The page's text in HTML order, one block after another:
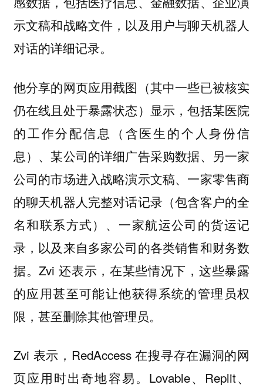
示文稿和战略文件，以及用户与聊天机器人
对话的详细记录。
他分享的网页应用截图（其中一些已被核实
仍在线且处于暴露状态）显示，包括某医院
的工作分配信息（含医生的个人身份信
息）、某公司的详细广告采购数据、另一家
公司的市场进入战略演示文稿、一家零售商
的聊天机器人完整对话记录（包含客户的全
名和联系方式）、一家航运公司的货运记
录，以及来自多家公司的各类销售和财务数
据。Zvi 还表示，在某些情况下，这些暴露
的应用甚至可能让他获得系统的管理员权
限，甚至删除其他管理员。
Zvi 表示，RedAccess 在搜寻存在漏洞的网
页应用时出奇地容易。Lovable、Replit、